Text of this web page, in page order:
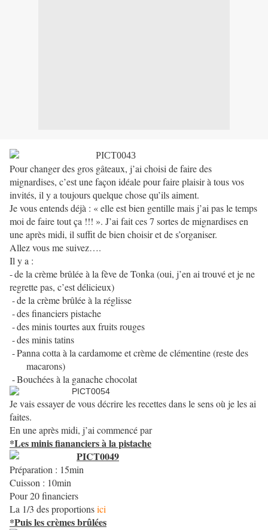
Pour changer des gros gâteaux, j’ai choisi de faire des
mignardises, c’est une façon idéale pour faire plaisir à tous vos
invités, il y a toujours quelque chose qu’ils aiment.
Je vous entends déjà : « elle est bien gentille mais j’ai pas le temps
moi de faire tout ça !!! ». J’ai fait ces 7 sortes de mignardises en
une après midi, il suffit de bien choisir et de s’organiser.
Allez vous me suivez….
Il y a :
-de la crème brûlée à la fève de Tonka (oui, j’en ai trouvé et je ne
regrette pas, c’est délicieux)
-de la crème brûlée à la réglisse
-des financiers pistache
-des minis tourtes aux fruits rouges
-des minis tatins
-Panna cotta à la cardamome et crème de clémentine (reste des
macarons)
-Bouchées à la ganache chocolat
Je vais essayer de vous décrire les recettes dans le sens où je les ai
faites.
En une après midi, j’ai commencé par
*Les minis fiananciers à la pistache
Préparation : 15min
Cuisson : 10min
Pour 20 financiers
La 1/3 des proportionsici
*Puis les crèmes brûlées